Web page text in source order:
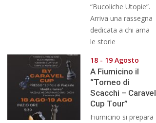
“Bucoliche Utopie”.
Arriva una rassegna
dedicata a chi ama
le storie
18 - 19 Agosto
A Fiumicino il
“Torneo di
Scacchi – Caravel
Cup Tour”
Fiumicino si prepara